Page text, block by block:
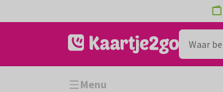
naar
Menu